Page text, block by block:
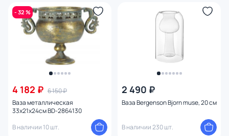
- 32 %
4 182 ₽ 6 150 ₽
Ваза металлическая
33x21x24см BD-2864130
В наличии 10 шт.
2 490 ₽
Ваза Bergenson Bjorn muse, 20 см
В наличии 230 шт.